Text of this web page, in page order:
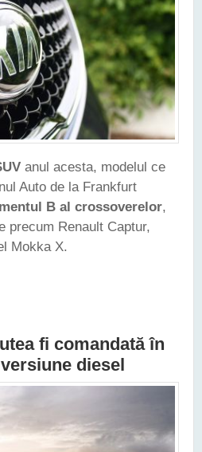
anul acesta, modelul ce
Auto de la Frankfurt
B al crossoverelor,
precum Renault Captur,
Mokka X.
fi comandată în
diesel